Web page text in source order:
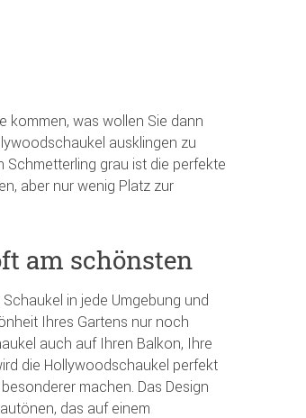
kommen, was wollen Sie dann
ausklingen zu
Schmetterling grau ist die perfekte
aber nur wenig Platz zur
am schönsten
in jede Umgebung und
Ihres Gartens nur noch
auch auf Ihren Balkon, Ihre
die Hollywoodschaukel perfekt
machen. Das Design
das auf einem